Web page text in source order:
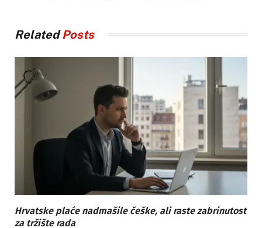
RelatedPosts
Hrvatske plaće nadmašile češke, ali raste zabrinutost
za tržište rada